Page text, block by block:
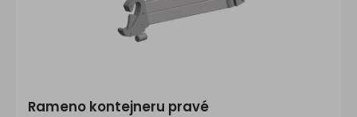
Rameno kontejneru pravé